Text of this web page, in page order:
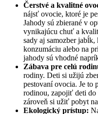
Čerstvé a kvalitné
nájsť ovocie, ktoré je
Jahody sú zbierané v
vynikajúcu chuť a
sady aj samozber jabĺk,
konzumáciu alebo na
jahody sú vhodné
Zábava pre celú
rodiny. Deti si užijú
pestovaní ovocia. Je
rodinou, zapojiť deti do
zároveň si užiť pobyt
Ekologický prístup: